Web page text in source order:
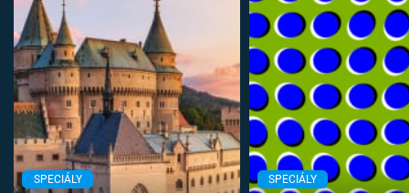
SPECIÁLY SPECIÁLY